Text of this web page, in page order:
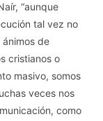
“aunque
tal vez no
de
cristianos o
masivo, somos
veces nos
como